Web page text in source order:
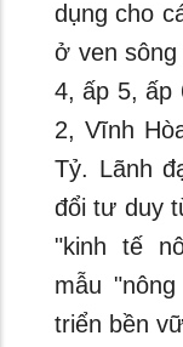
dụng cho
ở ven
4, ấp 5, ấp
2, Vĩnh
Tỷ. Lãnh
đổi tư duy
"kinh tế
mẫu
triển bền